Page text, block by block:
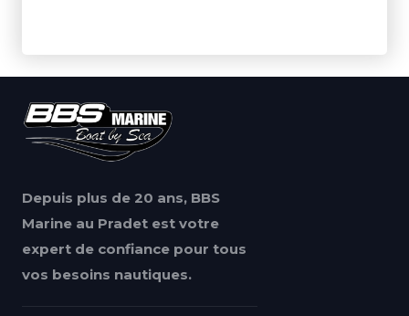
Depuis plus de 20 ans, BBS
Marine au Pradet est votre
expert de confiance pour tous
vos besoins nautiques.